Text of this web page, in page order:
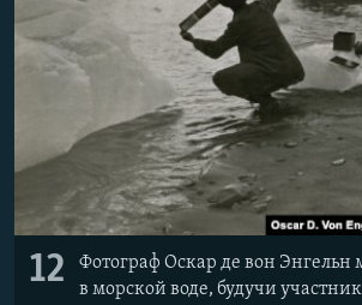
12
Фотограф Оскар де вон Энгельн
в морской воде, будучи